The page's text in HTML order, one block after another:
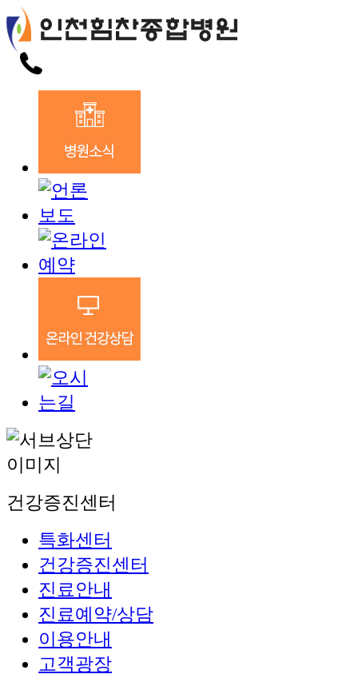
건강증진센터
특화센터
건강증진센터
진료안내
진료예약/상담
이용안내
고객광장